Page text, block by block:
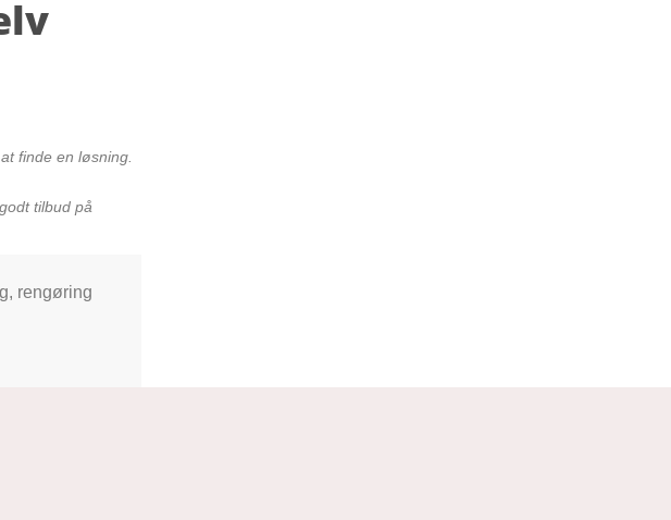
finde en løsning.
tilbud på
rengøring